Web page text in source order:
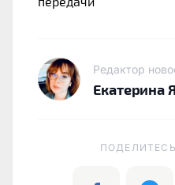
Редактор
Екатерина